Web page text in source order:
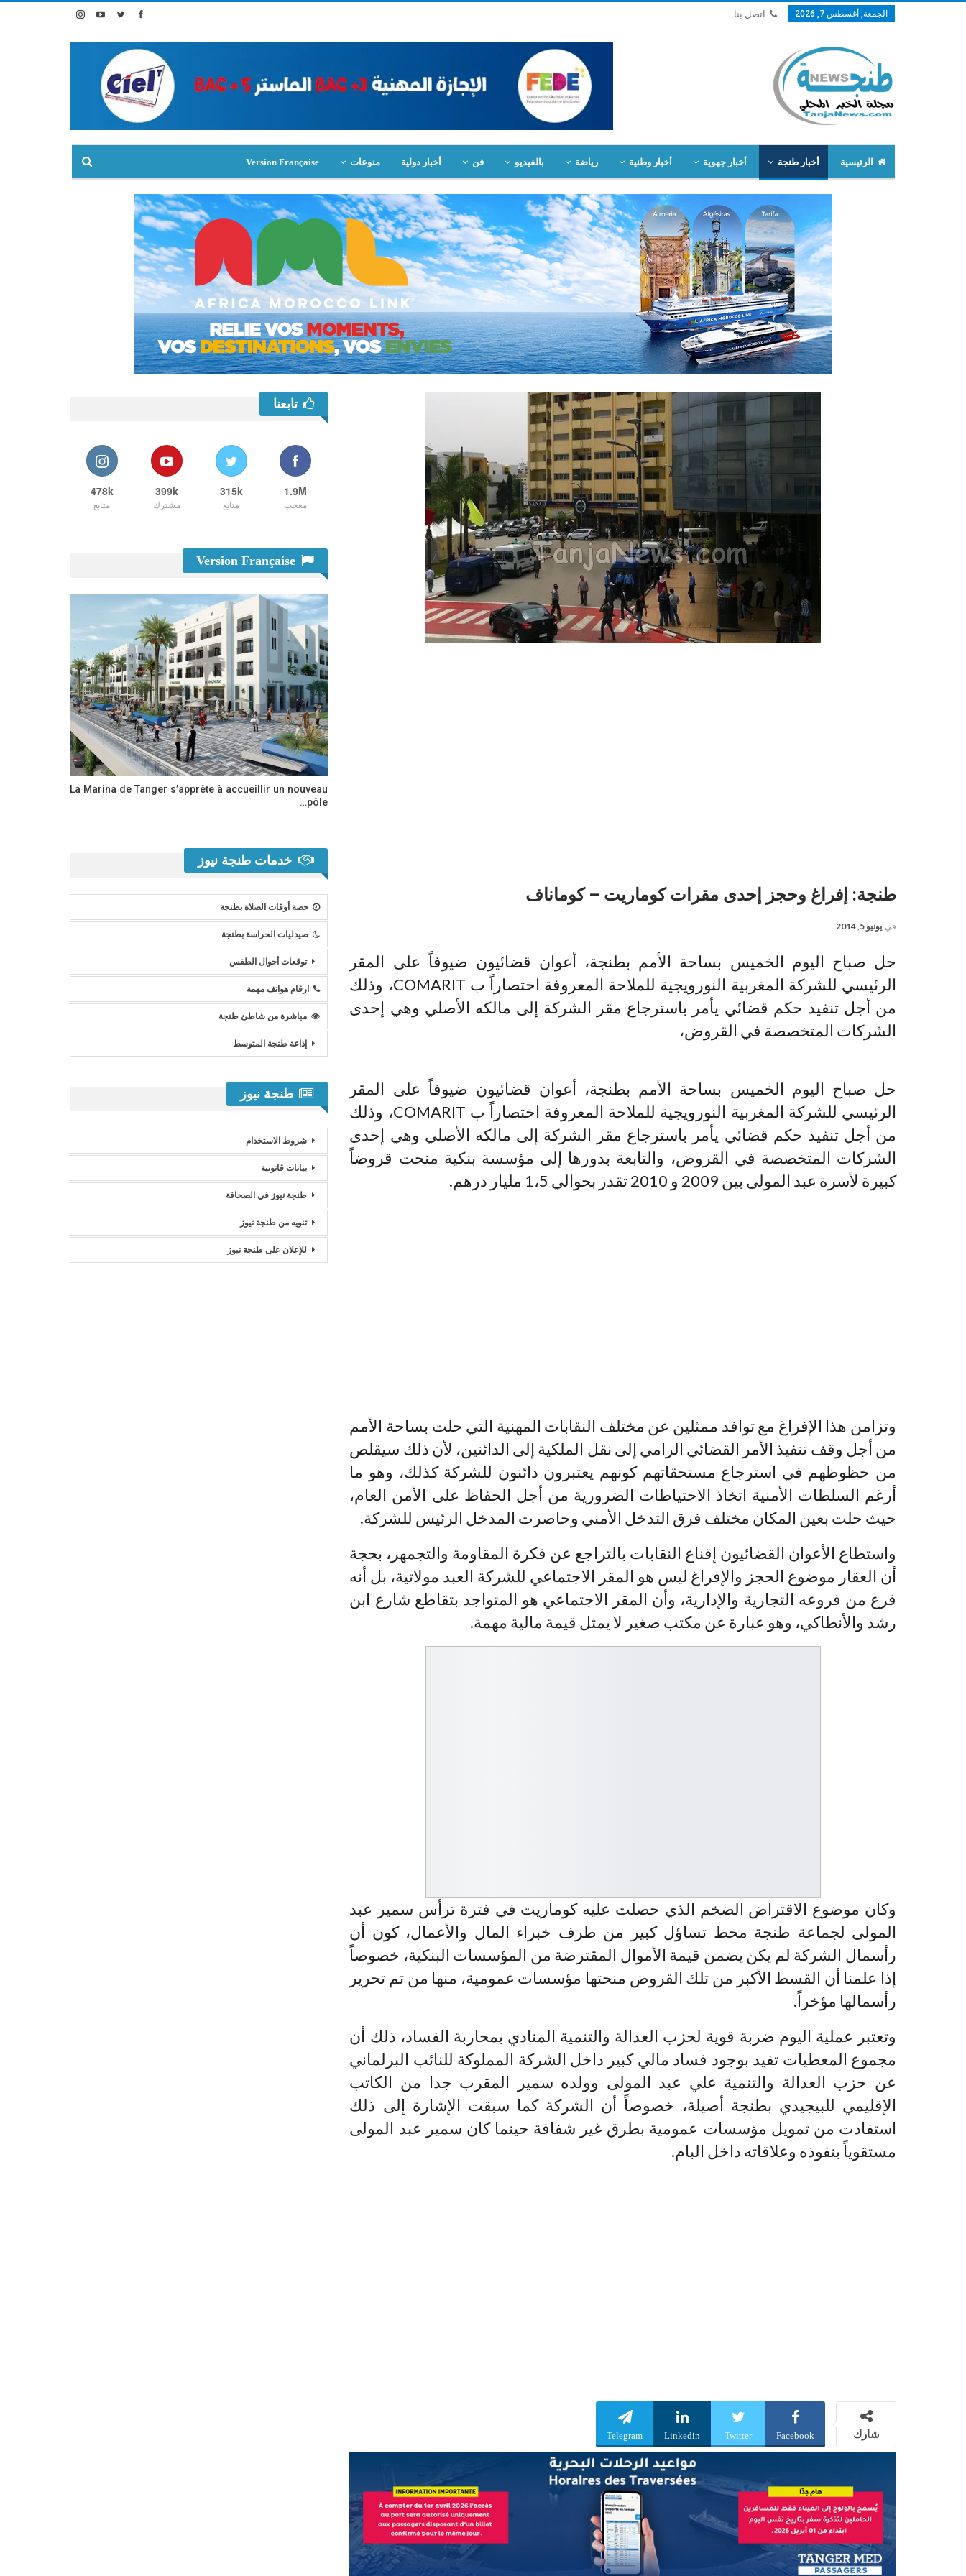
الجمعة, أغسطس 7, 2026 اتصل بنا
الرئيسية أخبار طنجة أخبار جهوية أخبار وطنية رياضة بالفيديو فن أخبار دولية منوعات Version Française
طنجة: إفراغ وحجز إحدى مقرات كوماريت – كوماناف
في يونيو 5, 2014
حل صباح اليوم الخميس بساحة الأمم بطنجة، أعوان قضائيون ضيوفاً على المقر
الرئيسي للشركة المغربية النورويجية للملاحة المعروفة اختصاراً ب COMARIT، وذلك
من أجل تنفيد حكم قضائي يأمر باسترجاع مقر الشركة إلى مالكه الأصلي وهي إحدى
الشركات المتخصصة في القروض،
حل صباح اليوم الخميس بساحة الأمم بطنجة، أعوان قضائيون ضيوفاً على المقر
الرئيسي للشركة المغربية النورويجية للملاحة المعروفة اختصاراً ب COMARIT، وذلك
من أجل تنفيد حكم قضائي يأمر باسترجاع مقر الشركة إلى مالكه الأصلي وهي إحدى
الشركات المتخصصة في القروض، والتابعة بدورها إلى مؤسسة بنكية منحت قروضاً
كبيرة لأسرة عبد المولى بين 2009 و 2010 تقدر بحوالي 1،5 مليار درهم.
وتزامن هذا الإفراغ مع توافد ممثلين عن مختلف النقابات المهنية التي حلت بساحة الأمم
من أجل وقف تنفيذ الأمر القضائي الرامي إلى نقل الملكية إلى الدائنين، لأن ذلك سيقلص
من حظوظهم في استرجاع مستحقاتهم كونهم يعتبرون دائنون للشركة كذلك، وهو ما
أرغم السلطات الأمنية اتخاذ الاحتياطات الضرورية من أجل الحفاظ على الأمن العام،
حيث حلت بعين المكان مختلف فرق التدخل الأمني وحاصرت المدخل الرئيس للشركة.
واستطاع الأعوان القضائيون إقناع النقابات بالتراجع عن فكرة المقاومة والتجمهر، بحجة
أن العقار موضوع الحجز والإفراغ ليس هو المقر الاجتماعي للشركة العبد مولاتية، بل أنه
فرع من فروعه التجارية والإدارية، وأن المقر الاجتماعي هو المتواجد بتقاطع شارع ابن
رشد والأنطاكي، وهو عبارة عن مكتب صغير لا يمثل قيمة مالية مهمة.
وكان موضوع الاقتراض الضخم الذي حصلت عليه كوماريت في فترة ترأس سمير عبد
المولى لجماعة طنجة محط تساؤل كبير من طرف خبراء المال والأعمال، كون أن
رأسمال الشركة لم يكن يضمن قيمة الأموال المقترضة من المؤسسات البنكية، خصوصاً
إذا علمنا أن القسط الأكبر من تلك القروض منحتها مؤسسات عمومية، منها من تم تحرير
رأسمالها مؤخراً.
وتعتبر عملية اليوم ضربة قوية لحزب العدالة والتنمية المنادي بمحاربة الفساد، ذلك أن
مجموع المعطيات تفيد بوجود فساد مالي كبير داخل الشركة المملوكة للنائب البرلماني
عن حزب العدالة والتنمية علي عبد المولى وولده سمير المقرب جدا من الكاتب
الإقليمي للبيجيدي بطنجة أصيلة، خصوصاً أن الشركة كما سبقت الإشارة إلى ذلك
استفادت من تمويل مؤسسات عمومية بطرق غير شفافة حينما كان سمير عبد المولى
مستقوياً بنفوذه وعلاقاته داخل البام.
شارك Facebook
Twitter
Linkedin
Telegram
تابعنا
1.9M
معجب
315k
متابع
399k
مشترك
478k
متابع
La Marina de Tanger s’apprête à accueillir un nouveau
pôle…
خدمات طنجة نيوز
حصة أوقات الصلاة بطنجة
صيدليات الحراسة بطنجة
توقعات أحوال الطقس
ارقام هواتف مهمة
مباشرة من شاطئ طنجة
إذاعة طنجة المتوسط
طنجة نيوز
شروط الاستخدام
بيانات قانونية
طنجة نيوز في الصحافة
تنويه من طنجة نيوز
للإعلان على طنجة نيوز